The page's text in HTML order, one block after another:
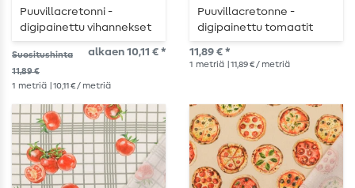
Puuvillacretonni -
digipainettu vihannekset
beige
Suositushinta
11,89 €
alkaen 10,11 € *
1 metriä | 10,11 € / metriä
Puuvillacretonne -
digipainettu tomaatit
valkoinen beige
11,89 € *
1 metriä | 11,89 € / metriä